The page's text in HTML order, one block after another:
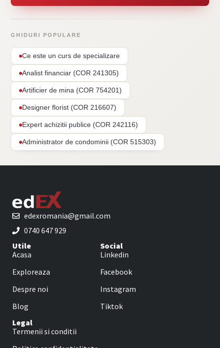
GHIDURI POPULARE
Ce este un curs de specializare
Analist financiar (COR 241305)
Artificier de mina (COR 754201)
Designer florist (COR 216607)
Expert achizitii publice (COR 242116)
Administrator de condominii (COR 515303)
edexromania@gmail.com
0740 647 929
Utile
Acasa
Exploreaza
Despre noi
Blog
Social
Linkedin
Facebook
Instagram
Tiktok
Legal
Termenii si conditii